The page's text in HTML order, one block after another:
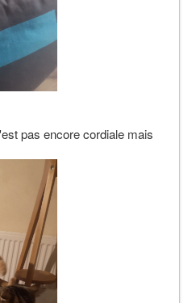
pas encore cordiale mais